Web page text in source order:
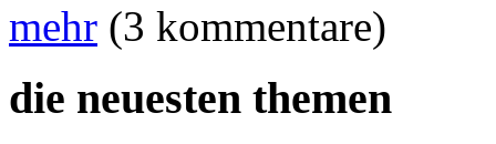
mehr (3 kommentare)
die neuesten themen